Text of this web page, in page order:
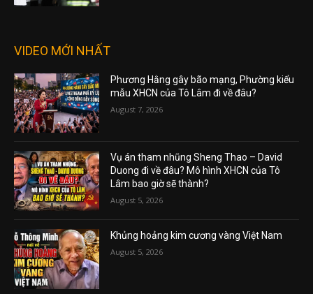
VIDEO MỚI NHẤT
Phương Hằng gây bão mạng, Phường kiểu
mẫu XHCN của Tô Lâm đi về đâu?
August 7, 2026
Vụ án tham nhũng Sheng Thao – David
Duong đi về đâu? Mô hình XHCN của Tô
Lâm bao giờ sẽ thành?
August 5, 2026
Khủng hoảng kim cương vàng Việt Nam
August 5, 2026